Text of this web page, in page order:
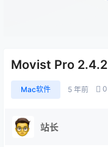
Movist Pro
Mac软件 5 年前 0
站长